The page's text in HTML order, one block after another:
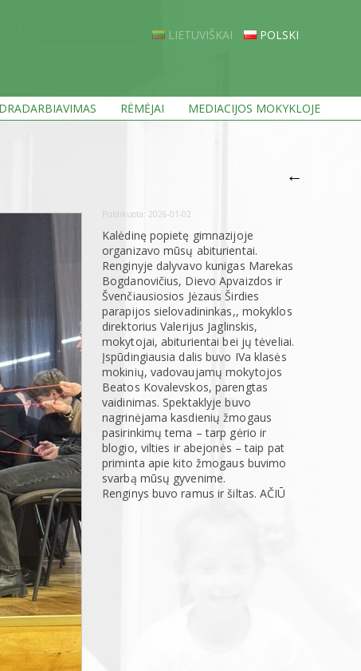
LIETUVIŠKAI POLSKI
RĖMĖJAI MEDIACIJOS MOKYKLOJE
←
Publikuota: 2026-01-02
Kalėdinę popietę gimnazijoje
organizavo mūsų abiturientai.
Renginyje dalyvavo kunigas Marekas
Bogdanovičius, Dievo Apvaizdos ir
Švenčiausiosios Jėzaus Širdies
parapijos sielovadininkas,, mokyklos
direktorius Valerijus Jaglinskis,
mokytojai, abiturientai bei jų tėveliai.
Įspūdingiausia dalis buvo IVa klasės
mokinių, vadovaujamų mokytojos
Beatos Kovalevskos, parengtas
vaidinimas. Spektaklyje buvo
nagrinėjama kasdienių žmogaus
pasirinkimų tema – tarp gėrio ir
blogio, vilties ir abejonės – taip pat
priminta apie kito žmogaus buvimo
svarbą mūsų gyvenime.
Renginys buvo ramus ir šiltas. AČIŪ